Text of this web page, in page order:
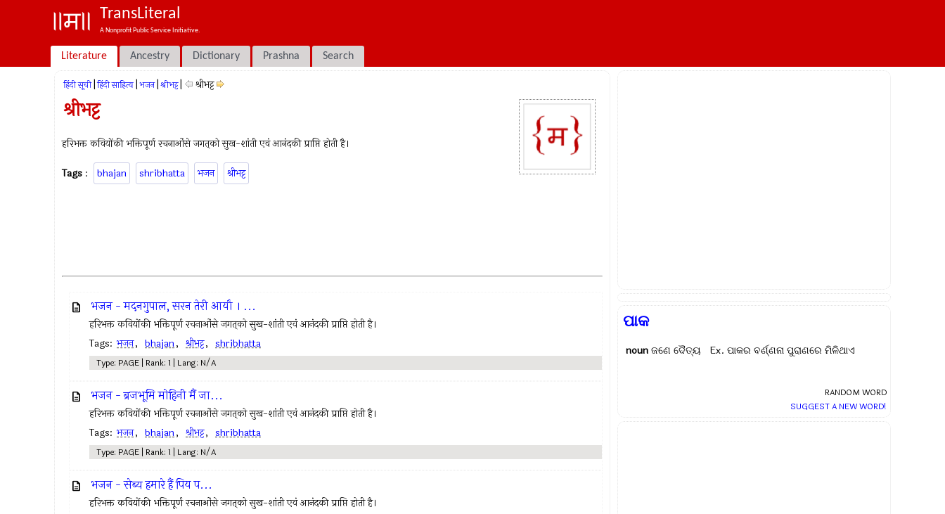
TransLiteral
A Nonprofit Public Service Initiative.
Literature Ancestry Dictionary Prashna Search
हिंदी सूची हिंदी साहित्य भजन श्रीभट्ट श्रीभट्ट
श्रीभट्ट
हरिभक्त कवियोंकी भक्तिपूर्ण रचनाओंसे जगत्‌को सुख-शांती एवं आनंदकी प्राप्ति होती है।
Tags : bhajan shribhatta भजन श्रीभट्ट
भजन - मदनगुपाल, सरन तेरी आयौ । ...
हरिभक्त कवियोंकी भक्तिपूर्ण रचनाओंसे जगत्‌को सुख-शांती एवं आनंदकी प्राप्ति होती है।
Tags: भजन, bhajan, श्रीभट्ट, shribhatta
Type: PAGE | Rank: 1 | Lang: N/A
भजन - ब्रजभूमि मोहिनी मैं जा...
हरिभक्त कवियोंकी भक्तिपूर्ण रचनाओंसे जगत्‌को सुख-शांती एवं आनंदकी प्राप्ति होती है।
Tags: भजन, bhajan, श्रीभट्ट, shribhatta
Type: PAGE | Rank: 1 | Lang: N/A
भजन - सेब्य हमारे हैं पिय प...
हरिभक्त कवियोंकी भक्तिपूर्ण रचनाओंसे जगत्‌को सुख-शांती एवं आनंदकी प्राप्ति होती है।
ପାକ
nounଜଣେ ଦୈତ୍ୟ Ex. ପାକର ବର୍ଣ୍ଣନା ପୁରାଣରେ ମିଳିଥାଏ
RANDOM WORD
SUGGEST A NEW WORD!